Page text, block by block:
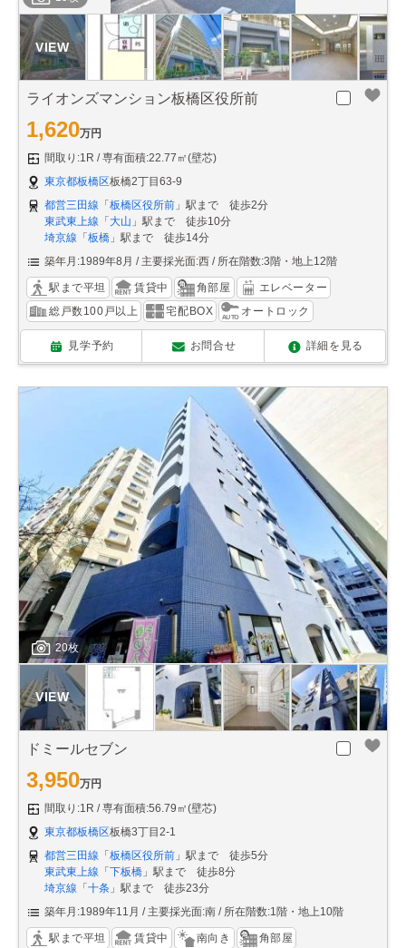
ライオンズマンション板橋区役所前
1,620万円
間取り:1R
専有面積:22.77㎡(壁芯)
東京都板橋区板橋2丁目63-9
都営三田線 「 板橋区役所前 」駅まで 徒歩2分
東武東上線 「 大山 」駅まで 徒歩10分
埼京線 「 板橋 」駅まで 徒歩14分
築年月:1989年8月
主要採光面:西 所在階数:3階・地上12階
駅まで平坦 賃貸中 角部屋
エレベーター
総戸数100戸以上
宅配BOX オートロック
見学予約 お問合せ 詳細を見る
20枚
ドミールセブン
3,950万円
間取り:1R
専有面積:56.79㎡(壁芯)
東京都板橋区板橋3丁目2-1
都営三田線 「板橋区役所前 」駅まで 徒歩5分
東武東上線 「下板橋 」駅まで 徒歩8分
埼京線 「十条 」駅まで 徒歩23分
築年月:1989年11月
主要採光面:南 所在階数:1階・地上10階
駅まで平坦 賃貸中 南向き 角部屋